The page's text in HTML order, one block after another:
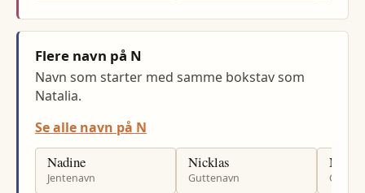
Flere navn på N
Navn som starter med samme bokstav som
Natalia.
Se alle navn på N
Nadine
Jentenavn
Nicklas
Guttenavn